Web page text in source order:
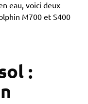
eau, voici deux
M700 et S400
: